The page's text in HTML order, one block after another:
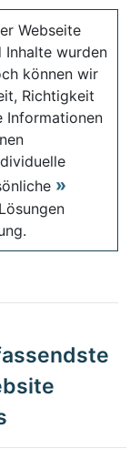
Webseite
wurden
können wir
Richtigkeit
Informationen